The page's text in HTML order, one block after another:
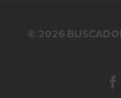
© 2026